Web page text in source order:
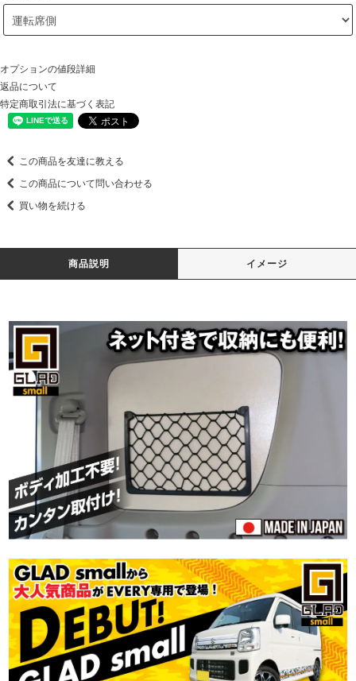
オプションの値段詳細
返品について
特定商取引法に基づく表記
この商品を友達に教える
この商品について問い合わせる
買い物を続ける
商品説明 イメージ